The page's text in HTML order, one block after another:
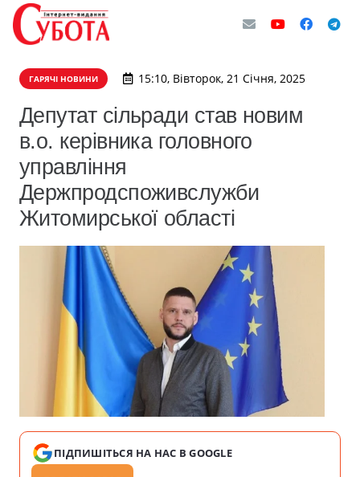
ГАРЯЧІ НОВИНИ 15:10, Вівторок, 21 Січня, 2025
Депутат сільради став новим
в.о. керівника головного
управління
Держпродспоживслужби
Житомирської області
ПІДПИШІТЬСЯ НА НАС В GOOGLE